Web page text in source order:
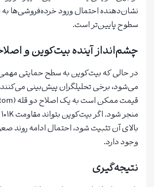
نشان‌دهنده احتمال ورود خرده‌فروشی‌ها به
سطوح پایین‌تر است.
چشم‌انداز آینده بیت‌کوین و
در حالی که بیت‌کوین به سطح حمایتی
می‌شود، برخی تحلیلگران پیش‌بینی
بالای آن تثبیت شود، احتمال ادامه روند
وجود دارد.
نتیجه‌گیری